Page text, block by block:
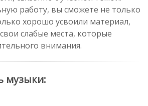
работу, вы сможете не только
хорошо усвоили материал,
слабые места, которые
внимания.
музыки: